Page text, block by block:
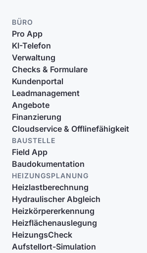
BÜRO
Pro App
KI-Telefon
Verwaltung
Checks & Formulare
Kundenportal
Leadmanagement
Angebote
Finanzierung
Cloudservice & Offlinefähigkeit
BAUSTELLE
Field App
Baudokumentation
HEIZUNGSPLANUNG
Heizlastberechnung
Hydraulischer Abgleich
Heizkörpererkennung
Heizflächenauslegung
HeizungsCheck
Aufstellort-Simulation